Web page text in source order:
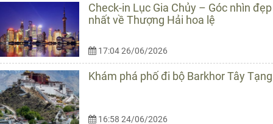
Check-in Lục Gia Chủy – Góc nhìn đẹp
nhất về Thượng Hải hoa lệ
17:04 26/06/2026
Khám phá phố đi bộ Barkhor Tây Tạng
16:58 24/06/2026